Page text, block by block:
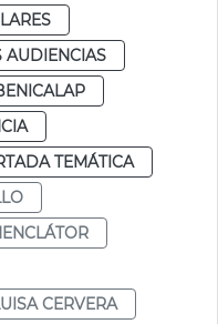
AUDIENCIAS
TEMÁTICA
CERVERA